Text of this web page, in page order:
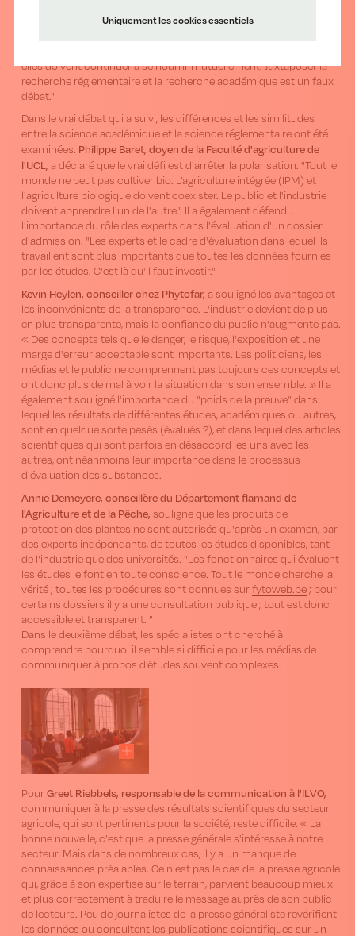
la science académique (fondamentale et appliquée) et la
elles doivent continuer à se nourrir mutuellement. Juxtaposer la
recherche réglementaire et la recherche académique est un faux
débat."
Dans le vrai débat qui a suivi, les différences et les similitudes
entre la science académique et la science réglementaire ont été
examinées. Philippe Baret, doyen de la Faculté d'agriculture de
l'UCL, a déclaré que le vrai défi est d'arrêter la polarisation. "Tout le
monde ne peut pas cultiver bio. L’agriculture intégrée (IPM) et
l'agriculture biologique doivent coexister. Le public et l'industrie
doivent apprendre l'un de l'autre." Il a également défendu
l'importance du rôle des experts dans l'évaluation d'un dossier
d'admission. "Les experts et le cadre d'évaluation dans lequel ils
travaillent sont plus importants que toutes les données fournies
par les études. C'est là qu'il faut investir."
Kevin Heylen, conseiller chez Phytofar, a souligné les avantages et
les inconvénients de la transparence. L'industrie devient de plus
en plus transparente, mais la confiance du public n'augmente pas.
« Des concepts tels que le danger, le risque, l'exposition et une
marge d'erreur acceptable sont importants. Les politiciens, les
médias et le public ne comprennent pas toujours ces concepts et
ont donc plus de mal à voir la situation dans son ensemble. » Il a
également souligné l'importance du "poids de la preuve" dans
lequel les résultats de différentes études, académiques ou autres,
sont en quelque sorte pesés (évalués ?), et dans lequel des articles
scientifiques qui sont parfois en désaccord les uns avec les
autres, ont néanmoins leur importance dans le processus
d'évaluation des substances.
Annie Demeyere, conseillère du Département flamand de
l'Agriculture et de la Pêche, souligne que les produits de
protection des plantes ne sont autorisés qu'après un examen, par
des experts indépendants, de toutes les études disponibles, tant
de l'industrie que des universités. "Les fonctionnaires qui évaluent
les études le font en toute conscience. Tout le monde cherche la
vérité ; toutes les procédures sont connues surfytoweb.be; pour
certains dossiers il y a une consultation publique ; tout est donc
accessible et transparent. ”
Dans le deuxième débat, les spécialistes ont cherché à
comprendre pourquoi il semble si difficile pour les médias de
communiquer à propos d’études souvent complexes.
PourGreet Riebbels, responsable de la communication à l'ILVO,
communiquer à la presse des résultats scientifiques du secteur
agricole, qui sont pertinents pour la société, reste difficile. « La
bonne nouvelle, c'est que la presse générale s'intéresse à notre
secteur. Mais dans de nombreux cas, il y a un manque de
connaissances préalables. Ce n'est pas le cas de la presse agricole
qui, grâce à son expertise sur le terrain, parvient beaucoup mieux
et plus correctement à traduire le message auprès de son public
de lecteurs. Peu de journalistes de la presse généraliste revérifient
les données ou consultent les publications scientifiques sur un
Uniquement les cookies essentiels